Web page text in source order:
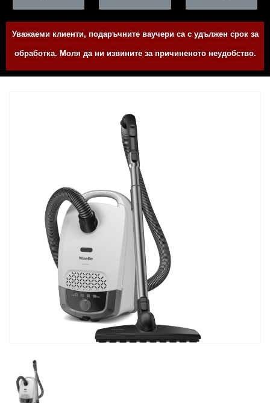
Уважаеми клиенти, подаръчните ваучери са с удължен срок за
обработка. Моля да ни извините за причиненото неудобство.